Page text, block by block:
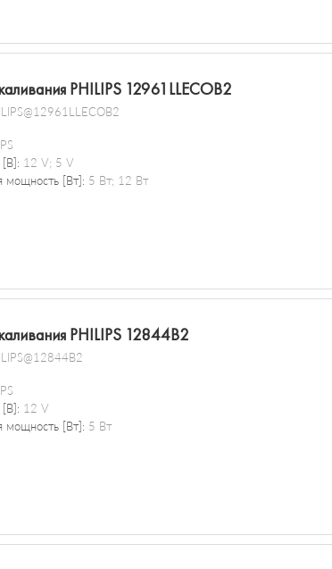
PHILIPS 12961LLECOB2
[В]: 12 V; 5 V
мощность [Вт]: 5 Вт; 12 Вт
PHILIPS 12844B2
[В]: 12 V
мощность [Вт]: 5 Вт